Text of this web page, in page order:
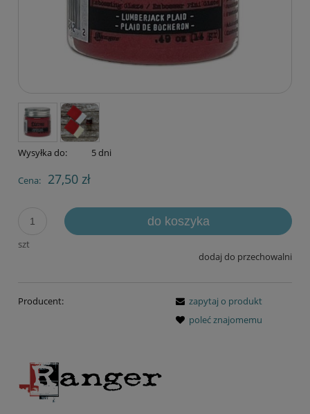
Wysyłka do: 5 dni
Cena: 27,50 zł
szt
do koszyka
dodaj do przechowalni
Producent:
zapytaj o produkt
poleć znajomemu